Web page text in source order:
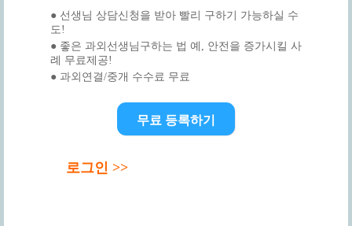
● 선생님 상담신청을 받아 빨리 구하기 가능하실 수
도!
● 좋은 과외선생님구하는 법 예, 안전을 증가시킬 사
례 무료제공!
● 과외연결/중개 수수료 무료
무료 등록하기
로그인 >>